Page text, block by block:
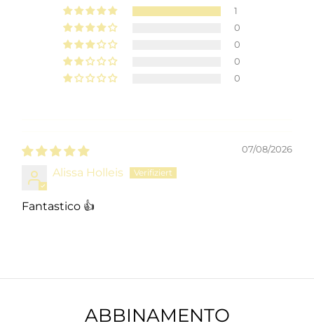
1
0
0
0
0
07/08/2026
Alissa Holleis
Fantastico 👍
ABBINAMENTO